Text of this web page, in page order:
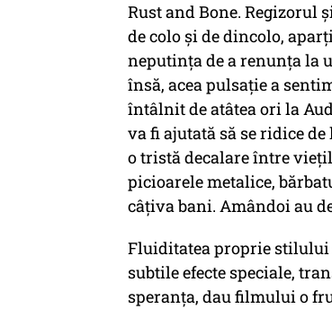
Rust and Bone. Regizorul
de colo și de dincolo,
neputința de a renunța la
însă, acea pulsație a
întâlnit de atâtea ori la
va fi ajutată să se ridice
o tristă decalare între
picioarele metalice,
câțiva bani. Amândoi au
Fluiditatea proprie stilului
subtile efecte speciale,
speranța, dau filmului o